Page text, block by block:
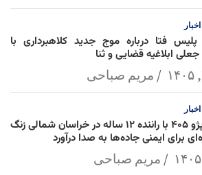
اخبار
فتا درباره موج جدید کلاهبرداری با
جعلی ابلاغیه قضایی و ثنا
مریم صباحی
اخبار
توقیف پژو ۴۰۵ با راننده ۱۲ ساله در خراسان شمالی زنگ
برای ایمنی جاده‌ها به صدا درآورد
مریم صباحی